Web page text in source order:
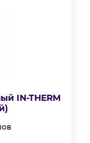
IN-THERM